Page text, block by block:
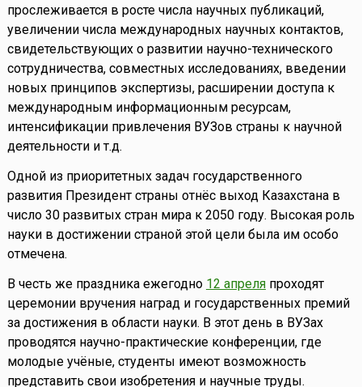
прослеживается в росте числа научных публикаций,
увеличении числа международных научных контактов,
свидетельствующих о развитии научно-технического
сотрудничества, совместных исследованиях, введении
новых принципов экспертизы, расширении доступа к
международным информационным ресурсам,
интенсификации привлечения ВУЗов страны к научной
деятельности и т.д.
Одной из приоритетных задач государственного
развития Президент страны отнёс выход Казахстана в
число 30 развитых стран мира к 2050 году. Высокая роль
науки в достижении страной этой цели была им особо
отмечена.
В честь же праздника ежегодно 12 апреляпроходят
церемонии вручения наград и государственных премий
за достижения в области науки. В этот день в ВУЗах
проводятся научно-практические конференции, где
молодые учёные, студенты имеют возможность
представить свои изобретения и научные труды.